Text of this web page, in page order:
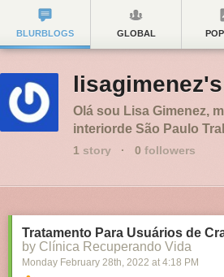
BLURBLOGS GLOBAL
Olá sou Lisa Gimenez,
interiorde São Paulo
1 story · 0 followers
Tratamento Para Usuários de
by Clínica Recuperando Vida
Monday February 28th, 2022 at 4:18 PM